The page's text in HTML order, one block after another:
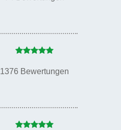
1376 Bewertungen